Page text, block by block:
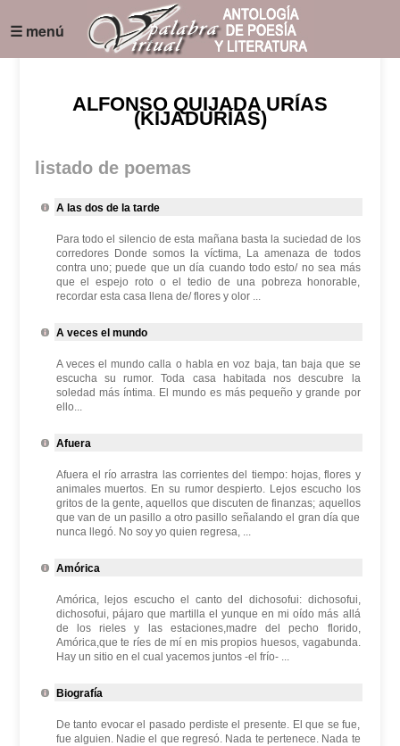
☰ menú
ALFONSO QUIJADA URÍAS
(KIJADURÍAS)
listado de poemas
A las dos de la tarde
Para todo el silencio de esta mañana basta la suciedad de los
corredores Donde somos la víctima, La amenaza de todos
contra uno; puede que un día cuando todo esto/ no sea más
que el espejo roto o el tedio de una pobreza honorable,
recordar esta casa llena de/ flores y olor ...
A veces el mundo
A veces el mundo calla o habla en voz baja, tan baja que se
escucha su rumor. Toda casa habitada nos descubre la
soledad más íntima. El mundo es más pequeño y grande por
ello...
Afuera
Afuera el río arrastra las corrientes del tiempo: hojas, flores y
animales muertos. En su rumor despierto. Lejos escucho los
gritos de la gente, aquellos que discuten de finanzas; aquellos
que van de un pasillo a otro pasillo señalando el gran día que
nunca llegó. No soy yo quien regresa, ...
Amórica
Amórica, lejos escucho el canto del dichosofui: dichosofui,
dichosofui, pájaro que martilla el yunque en mi oído más allá
de los rieles y las estaciones,madre del pecho florido,
Amórica,que te ríes de mí en mis propios huesos, vagabunda.
Hay un sitio en el cual yacemos juntos -el frío- ...
Biografía
De tanto evocar el pasado perdiste el presente. El que se fue,
fue alguien. Nadie el que regresó. Nada te pertenece. Nada te